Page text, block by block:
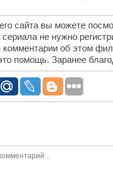
сайта вы можете
не нужно
об этом
помощь. Заранее